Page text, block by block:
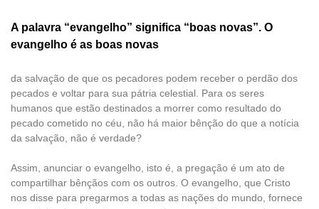
A palavra “evangelho” significa “boas novas”. O
evangelho é as boas novas
da salvação de que os pecadores podem receber o perdão dos
pecados e voltar para sua pátria celestial. Para os seres
humanos que estão destinados a morrer como resultado do
pecado cometido no céu, não há maior bênção do que a notícia
da salvação, não é verdade?
Assim, anunciar o evangelho, isto é, a pregação é um ato de
compartilhar bênçãos com os outros. O evangelho, que Cristo
nos disse para pregarmos a todas as nações do mundo, fornece